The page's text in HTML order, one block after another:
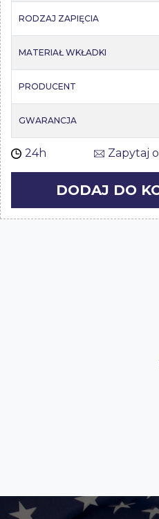
RODZAJ ZAPIĘCIA
MATERIAŁ WKŁADKI
PRODUCENT
GWARANCJA
24h Zapytaj
DODAJ DO